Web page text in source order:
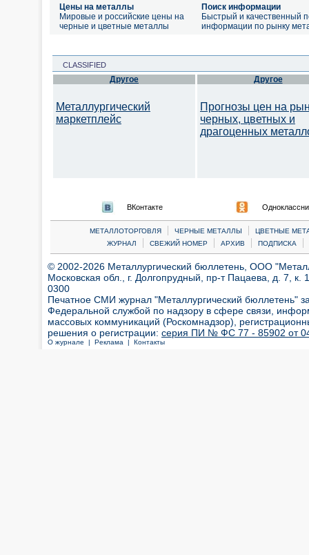
Цены на металлы
Мировые и российские цены на
черные и цветные металлы
Поиск информации
Быстрый и качественный
информации по рынку
CLASSIFIED
Другое
Металлургический
маркетплейс
Другое
Прогнозы цен на
черных, цветных и
драгоценных
ВКонтакте
МЕТАЛЛОТОРГОВЛЯ | ЧЕРНЫЕ МЕТАЛЛЫ |
ЦВЕТНЫЕ
ЖУРНАЛ
| СВЕЖИЙ НОМЕР | АРХИВ | ПОДПИСКА |
© 2002-2026 Металлургический бюллетень, ООО
Московская обл., г. Долгопрудный, пр-т Пацаева, д. 7,
0300
Печатное СМИ журнал "Металлургический бюллетень"
Федеральной службой по надзору в сфере связи,
массовых коммуникаций (Роскомнадзор),
решения о регистрации: серия ПИ № ФС 77 - 85902 от 04
О журнале | Реклама | Контакты